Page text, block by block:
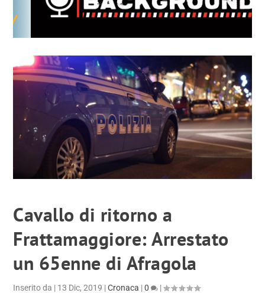
Cavallo di ritorno a
Frattamaggiore: Arrestato
un 65enne di Afragola
Inserito da | 13 Dic, 2019 |Cronaca |0 |